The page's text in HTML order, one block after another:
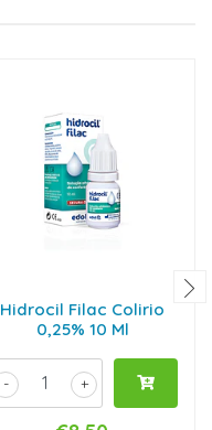
Hidrocil Filac Colirio
0,25% 10 Ml
+
-